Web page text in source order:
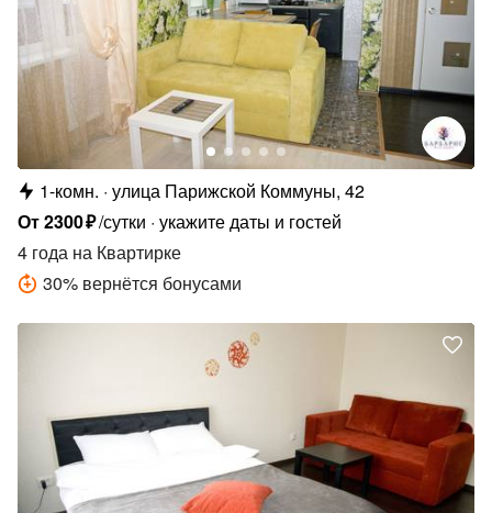
1-комн. улица Парижской Коммуны, 42
От2300₽/сутки укажите даты и гостей
4 года на Квартирке
30% вернётся бонусами